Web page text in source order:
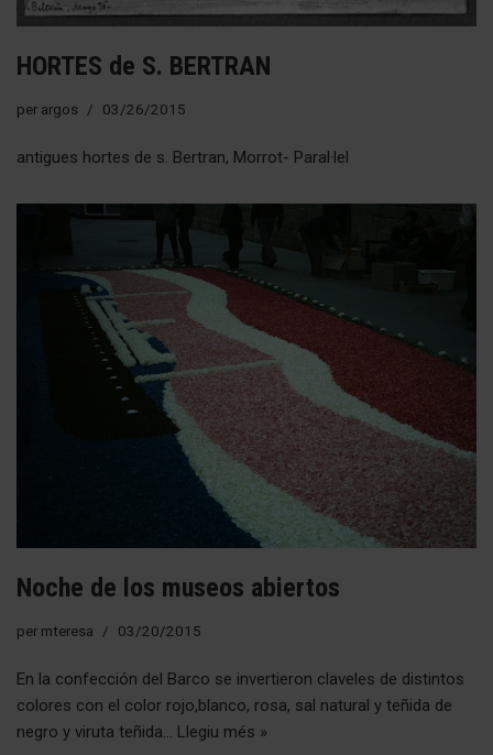
HORTES de S. BERTRAN
per argos 03/26/2015
antigues hortes de s. Bertran, Morrot- Paral·lel
Noche de los museos abiertos
per mteresa 03/20/2015
En la confección del Barco se invertieron claveles de distintos
colores con el color rojo,blanco, rosa, sal natural y teñida de
negro y viruta teñida… Llegiu més »